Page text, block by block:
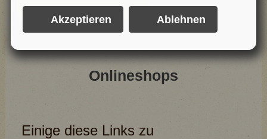
Onlineshops
Einige diese Links zu